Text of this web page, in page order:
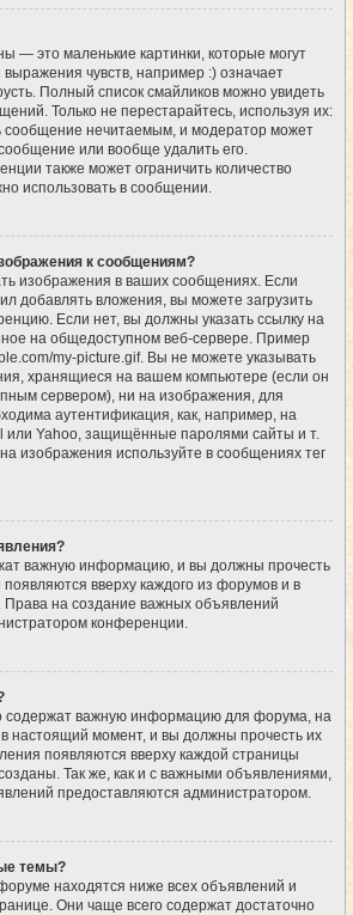
— это маленькие картинки, которые могут
чувств, например :) означает
Полный список смайликов можно увидеть
Только не перестарайтесь, используя их:
сообщение нечитаемым, и модератор может
или вообще удалить его.
также может ограничить количество
использовать в сообщении.
к сообщениям?
изображения в ваших сообщениях. Если
добавлять вложения, вы можете загрузить
Если нет, вы должны указать ссылку на
на общедоступном веб-сервере. Пример
my-picture.gif. Вы не можете указывать
хранящиеся на вашем компьютере (если он
сервером), ни на изображения, для
аутентификация, как, например, на
или Yahoo, защищённые паролями сайты и т.
изображения используйте в сообщениях тег
важную информацию, и вы должны прочесть
вверху каждого из форумов и в
на создание важных объявлений
конференции.
содержат важную информацию для форума, на
настоящий момент, и вы должны прочесть их
появляются вверху каждой страницы
Так же, как и с важными объявлениями,
предоставляются администратором.
темы?
находятся ниже всех объявлений и
Они чаще всего содержат достаточно